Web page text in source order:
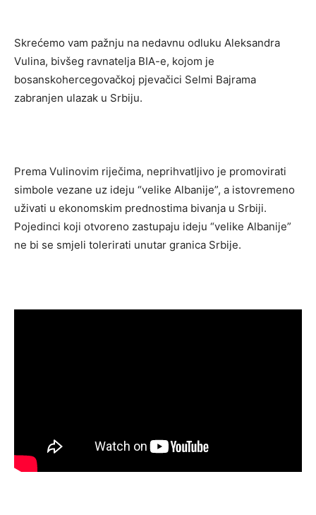
Skrećemo vam pažnju na nedavnu odluku Aleksandra
Vulina, bivšeg ravnatelja BIA-e, kojom je
bosanskohercegovačkoj pjevačici Selmi Bajrama
zabranjen ulazak u Srbiju.
Prema Vulinovim riječima, neprihvatljivo je promovirati
simbole vezane uz ideju “velike Albanije”, a istovremeno
uživati ​​u ekonomskim prednostima bivanja u Srbiji.
Pojedinci koji otvoreno zastupaju ideju “velike Albanije”
ne bi se smjeli tolerirati unutar granica Srbije.